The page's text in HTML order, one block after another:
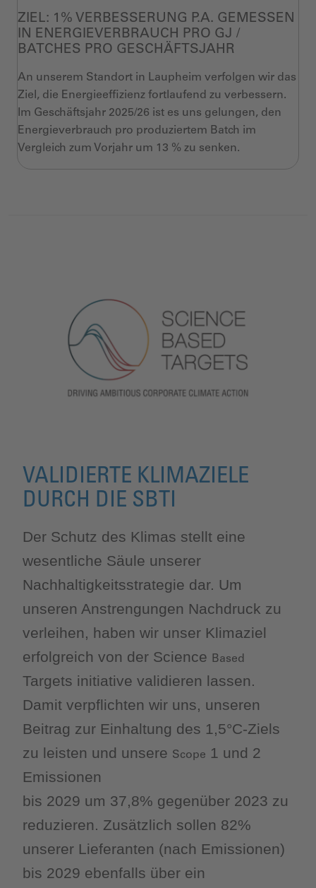
ZIEL: 1% VERBESSERUNG P.A. GEMESSEN
IN ENERGIEVERBRAUCH PRO GJ /
BATCHES PRO GESCHÄFTSJAHR
An unserem Standort in Laupheim verfolgen wir das
Ziel, die Energieeffizienz fortlaufend zu verbessern.
Im Geschäftsjahr 2025/26 ist es uns gelungen, den
Energieverbrauch pro produziertem Batch im
Vergleich zum Vorjahr um 13 % zu senken.
VALIDIERTE KLIMAZIELE
DURCH DIE SBTI
Der Schutz des Klimas stellt eine
wesentliche Säule unserer
Nachhaltigkeitsstrategie dar. Um
unseren Anstrengungen Nachdruck zu
verleihen, haben wir unser Klimaziel
erfolgreich von der Science
Based
Targets initiative validieren lassen.
Damit verpflichten wir uns, unseren
Beitrag zur Einhaltung des 1,5°C-Ziels
zu leisten und unsere Scope 1 und 2
Emissionen
bis 2029 um 37,8% gegenüber 2023 zu
reduzieren. Zusätzlich sollen 82%
unserer Lieferanten (nach Emissionen)
bis 2029 ebenfalls über ein